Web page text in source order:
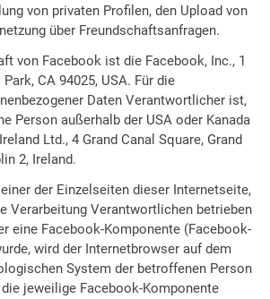
von privaten Profilen, den Upload von
über Freundschaftsanfragen.
von Facebook ist die Facebook, Inc., 1
CA 94025, USA. Für die
Daten Verantwortlicher ist,
Person außerhalb der USA oder Kanada
Ltd., 4 Grand Canal Square, Grand
2, Ireland.
der Einzelseiten dieser Internetseite,
Verarbeitung Verantwortlichen betrieben
eine Facebook-Komponente (Facebook-
wird der Internetbrowser auf dem
System der betroffenen Person
jeweilige Facebook-Komponente